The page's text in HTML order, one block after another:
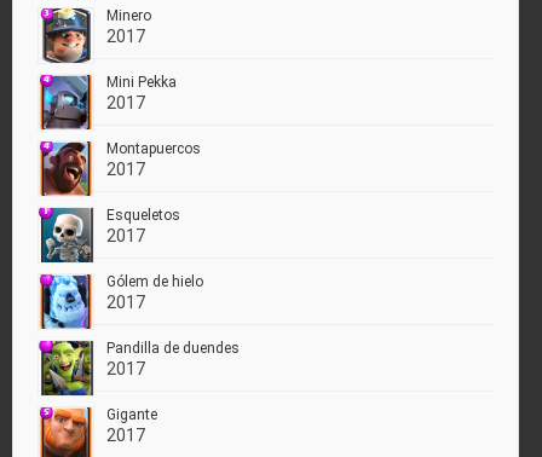
Minero
2017
Mini Pekka
2017
Montapuercos
2017
Esqueletos
2017
Gólem de hielo
2017
Pandilla de duendes
2017
Gigante
2017